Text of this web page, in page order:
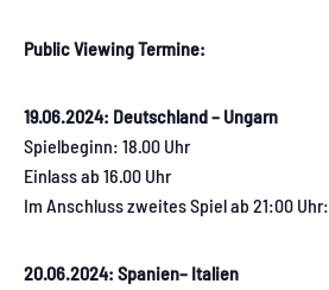
Public Viewing Termine:
19.06.2024: Deutschland – Ungarn
Spielbeginn: 18.00 Uhr
Einlass ab 16.00 Uhr
Im Anschluss zweites Spiel ab 21:00 Uhr:
20.06.2024: Spanien– Italien